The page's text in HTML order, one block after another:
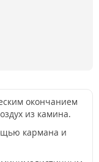
окончанием
из камина.
кармана и